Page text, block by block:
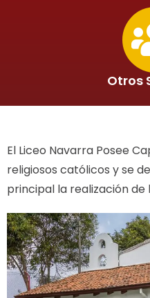
Otros
El Liceo Navarra Posee
religiosos católicos y se
principal la realización de